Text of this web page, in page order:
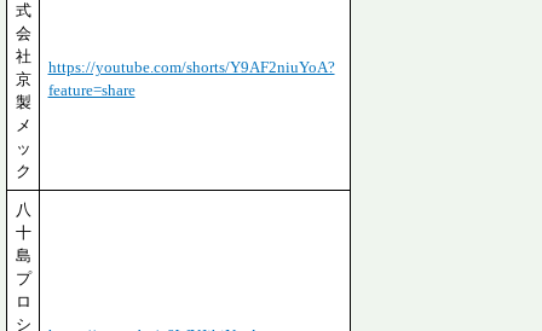
式
会
社
京
製
メ
ッ
ク
https://youtube.com/shorts/Y9AF2niuYoA?
feature=share
八
十
島
プ
ロ
シ